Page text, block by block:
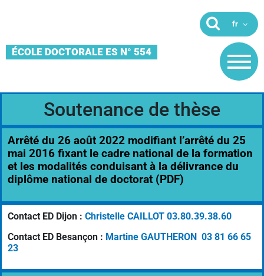
ÉCOLE DOCTORALE ES N° 554
Soutenance de thèse
Arrêté du 26 août 2022 modifiant l’arrêté du 25
mai 2016 fixant le cadre national de la formation
et les modalités conduisant à la délivrance du
diplôme national de doctorat (PDF)
Contact ED Dijon : Christelle CAILLOT 03.80.39.38.60
Contact ED Besançon : Martine GAUTHERON 03 81 66 65
23